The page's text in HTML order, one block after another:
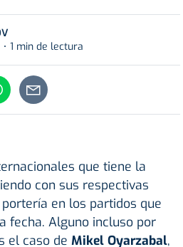
1 min de lectura
que tiene la
con sus respectivas
en los partidos que
fecha. Alguno incluso por
el caso de Mikel Oyarzabal,